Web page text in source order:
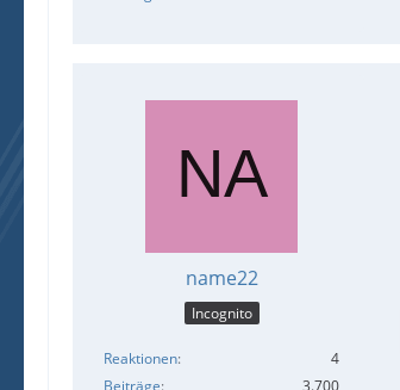
name22
Incognito
Reaktionen
4
Beiträge
3.700